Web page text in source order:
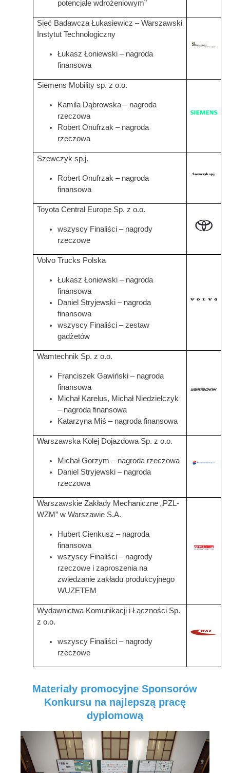
potencjale wdrożeniowym”
Sieć Badawcza Łukasiewicz – Warszawski
Instytut Technologiczny
Łukasz Łoniewski – nagroda
finansowa
Grafika
Siemens Mobility sp. z o.o.
Kamila Dąbrowska – nagroda
rzeczowa
Robert Onufrzak – nagroda
rzeczowa
Grafika
Szewczyk sp.j.
Robert Onufrzak – nagroda
finansowa
Grafika
Toyota Central Europe Sp. z o.o.
wszyscy Finaliści – nagrody
rzeczowe
Grafika
Volvo Trucks Polska
Łukasz Łoniewski – nagroda
finansowa
Daniel Stryjewski – nagroda
finansowa
wszyscy Finaliści – zestaw
gadżetów
Grafika
Wamtechnik Sp. z o.o.
Franciszek Gawiński – nagroda
finansowa
Michał Karelus, Michał Niedzielczyk
– nagroda finansowa
Katarzyna Miś – nagroda finansowa
Grafika
Warszawska Kolej Dojazdowa Sp. z o.o.
Michał Gorzym – nagroda rzeczowa
Daniel Stryjewski – nagroda
rzeczowa
Grafika
Warszawskie Zakłady Mechaniczne „PZL-
WZM” w Warszawie S.A.
Hubert Cienkusz – nagroda
finansowa
wszyscy Finaliści – nagrody
rzeczowe i zaproszenia na
zwiedzanie zakładu produkcyjnego
WUZETEM
Grafika
Wydawnictwa Komunikacji i Łączności Sp.
z o.o.
wszyscy Finaliści – nagrody
rzeczowe
Grafika
Materiały promocyjne Sponsorów
Konkursu na najlepszą pracę
dyplomową